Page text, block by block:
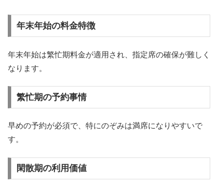
年末年始の料金特徴
年末年始は繁忙期料金が適用され、指定席の確保が難しく
なります。
繁忙期の予約事情
早めの予約が必須で、特にのぞみは満席になりやすいで
す。
閑散期の利用価値